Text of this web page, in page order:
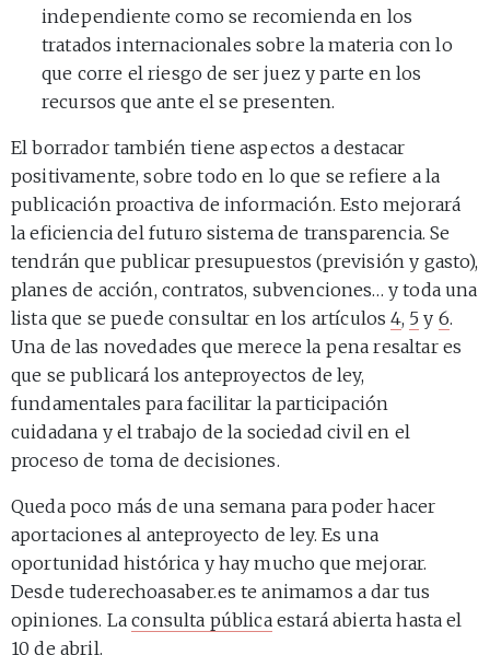
independiente como se recomienda en los
tratados internacionales sobre la materia con lo
que corre el riesgo de ser juez y parte en los
recursos que ante el se presenten.
El borrador también tiene aspectos a destacar
positivamente, sobre todo en lo que se refiere a la
publicación proactiva de información. Esto mejorará
la eficiencia del futuro sistema de transparencia. Se
tendrán que publicar presupuestos (previsión y gasto),
planes de acción, contratos, subvenciones… y toda una
lista que se puede consultar en los artículos4, 5 y 6.
Una de las novedades que merece la pena resaltar es
que se publicará los anteproyectos de ley,
fundamentales para facilitar la participación
cuidadana y el trabajo de la sociedad civil en el
proceso de toma de decisiones.
Queda poco más de una semana para poder hacer
aportaciones al anteproyecto de ley. Es una
oportunidad histórica y hay mucho que mejorar.
Desde tuderechoasaber.es te animamos a dar tus
opiniones. Laconsulta públicaestará abierta hasta el
10 de abril.